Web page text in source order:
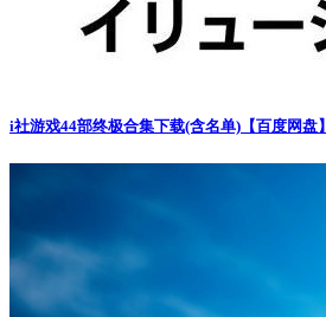
i社游戏44部终极合集下载(含名单)【百度网盘】